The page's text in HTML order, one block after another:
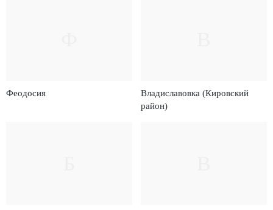
Феодосия
Владиславовка (Кировский
район)